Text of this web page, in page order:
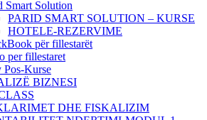
Smart Solution
PARID SMART SOLUTION – KURSE
HOTELE-REZERVIME
për fillestarët
per fillestaret
Pos-Kurse
BIZNESI
DHE FISKALIZIM